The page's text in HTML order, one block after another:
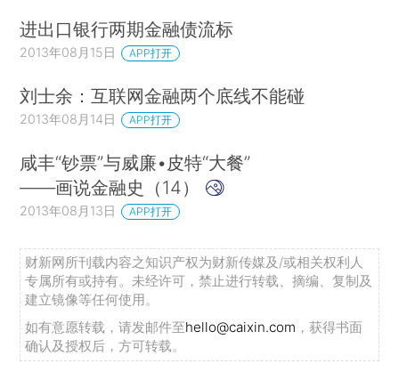
进出口银行两期金融债流标
2013年08月15日 APP打开
刘士余：互联网金融两个底线不能碰
2013年08月14日 APP打开
咸丰“钞票”与威廉•皮特“大餐”
——画说金融史（14）
2013年08月13日 APP打开
财新网所刊载内容之知识产权为财新传媒及/或相关权利人
专属所有或持有。未经许可，禁止进行转载、摘编、复制及
建立镜像等任何使用。
如有意愿转载，请发邮件至hello@caixin.com ，获得书面
确认及授权后，方可转载。